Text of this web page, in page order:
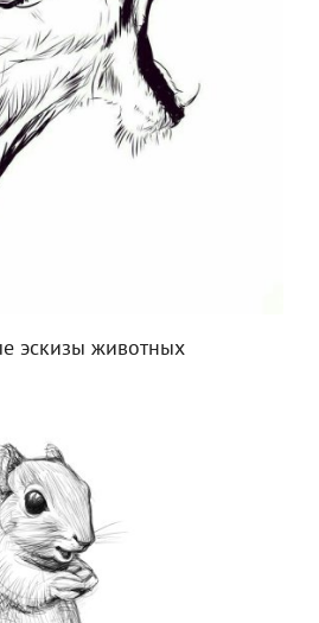
эскизы животных